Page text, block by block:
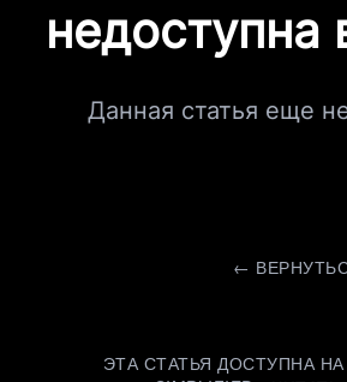
недоступна
Данная статья еще
←
ЭТА СТАТЬЯ ДОСТУПНА НА